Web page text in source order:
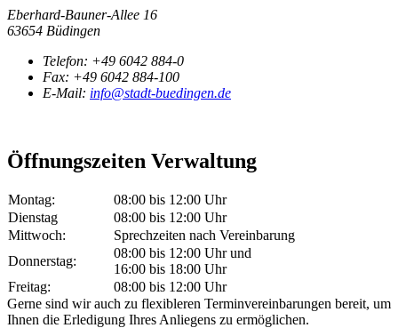
Eberhard-Bauner-Allee 16
63654 Büdingen
Telefon: +49 6042 884-0
Fax: +49 6042 884-100
E-Mail: info@stadt-buedingen.de
Öffnungszeiten Verwaltung
Montag:
08:00 bis 12:00 Uhr
Dienstag
08:00 bis 12:00 Uhr
Mittwoch:
Sprechzeiten nach Vereinbarung
Donnerstag:
08:00 bis 12:00 Uhr und
16:00 bis 18:00 Uhr
Freitag:
08:00 bis 12:00 Uhr
Gerne sind wir auch zu flexibleren Terminvereinbarungen bereit, um
Ihnen die Erledigung Ihres Anliegens zu ermöglichen.